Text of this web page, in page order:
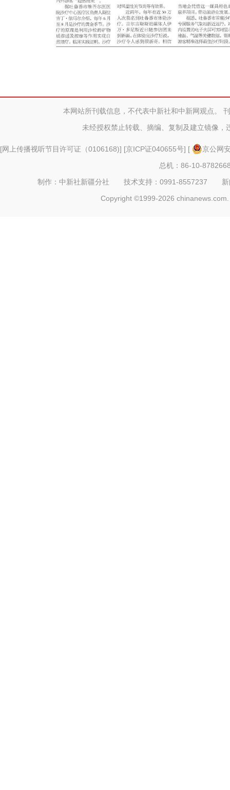
本网站所刊载信息，不代表中新社和中新网观点。
未经授权禁止转载、摘编、复制及建立镜像，
[网上传播视听节目许可证（0106168)] [京ICP证040655号] [
京公网
总机：86-10-
制作：中新社新疆分社 技术支持：0991-8557237
Copyright ©1999-2026